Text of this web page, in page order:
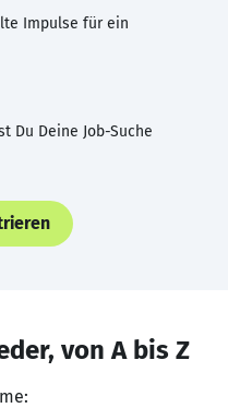
Impulse für ein
Du Deine Job-Suche
von A bis Z